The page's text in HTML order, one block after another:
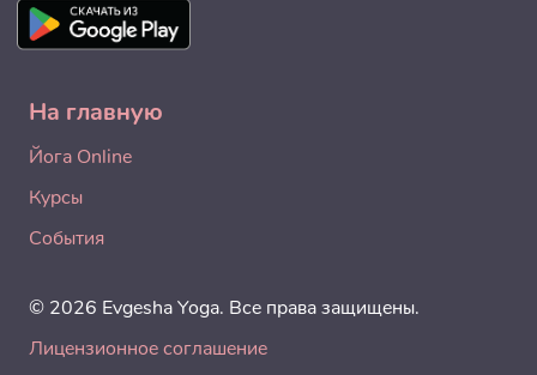
На главную
Йога Online
Курсы
События
© 2026 Evgesha Yoga. Все права защищены.
Лицензионное соглашение